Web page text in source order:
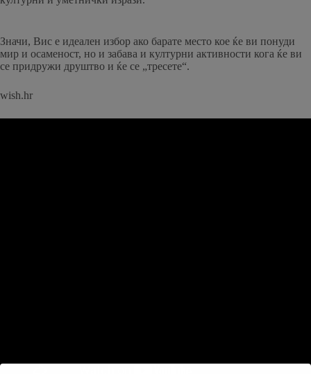
Значи, Вис е идеален избор ако барате место кое ќе ви понуди
мир и осаменост, но и забава и културни активности кога ќе ви
се придружи друштво и ќе се „тресете“.
wish.hr